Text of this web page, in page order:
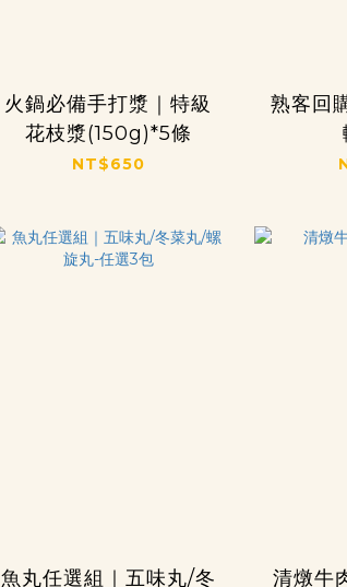
火鍋必備手打漿｜特級
花枝漿(150g)*5條
NT$650
熟客回
魚丸任選組｜五味丸/冬
清燉牛